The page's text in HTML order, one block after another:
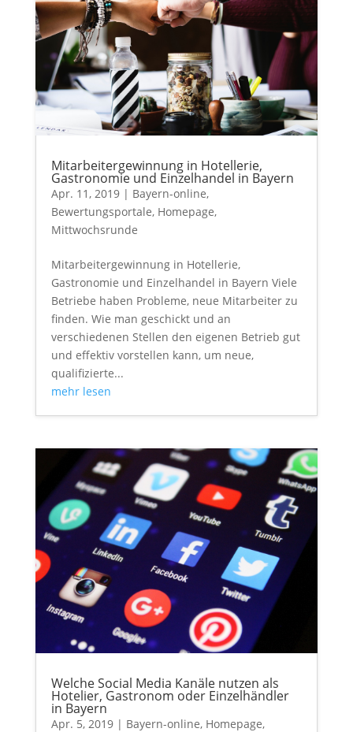
Mitarbeitergewinnung in Hotellerie,
Gastronomie und Einzelhandel in Bayern
Apr. 11, 2019| Bayern-online,
Bewertungsportale, Homepage,
Mittwochsrunde
Mitarbeitergewinnung in Hotellerie,
Gastronomie und Einzelhandel in Bayern Viele
Betriebe haben Probleme, neue Mitarbeiter zu
finden. Wie man geschickt und an
verschiedenen Stellen den eigenen Betrieb gut
und effektiv vorstellen kann, um neue,
qualifizierte...
mehr lesen
Welche Social Media Kanäle nutzen als
Hotelier, Gastronom oder Einzelhändler
in Bayern
Apr. 5, 2019| Bayern-online, Homepage,